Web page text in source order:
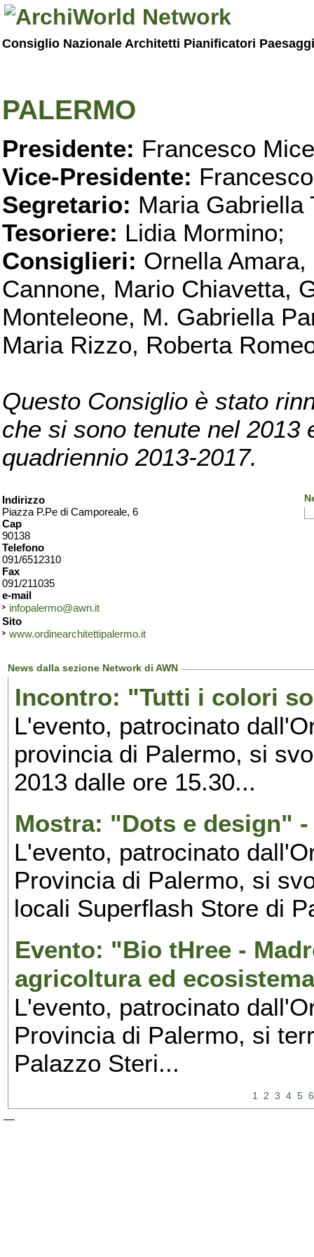
Consiglio Nazionale Architetti Pianificatori
PALERMO
Presidente: Francesco
Vice-Presidente:
Segretario: Maria Gabriella
Tesoriere: Lidia Mormino;
Consiglieri: Ornella
Cannone, Mario Chiavetta,
Monteleone, M. Gabriella
Maria Rizzo, Roberta
Questo Consiglio è stato
che si sono tenute nel 2013
quadriennio 2013-2017.
Indirizzo
Piazza P.Pe di Camporeale, 6
Cap
90138
Telefono
091/6512310
Fax
091/211035
e-mail
infopalermo@awn.it
Sito
www.ordinearchitettipalermo.it
News dalla sezione Network di AWN
Incontro: "Tutti i colori
L'evento, patrocinato
provincia di Palermo, si
2013 dalle ore 15.30...
Mostra: "Dots e design" -
L'evento, patrocinato
Provincia di Palermo, si
locali Superflash Store di
Evento: "Bio tHree -
agricoltura ed
L'evento, patrocinato
Provincia di Palermo, si
Palazzo Steri...
1 2 3 4 5 6